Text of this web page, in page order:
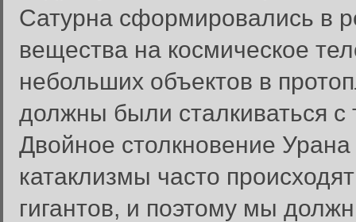
Сатурна сформировались в
вещества на космическое
небольших объектов в
должны были сталкиваться
Двойное столкновение Урана
катаклизмы часто
гигантов, и поэтому мы
Вход в систему
Введите имя пользователя и